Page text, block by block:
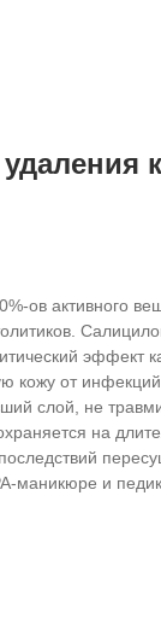
ов активного
эффект
кожу от
слой, не
на
маникюре и